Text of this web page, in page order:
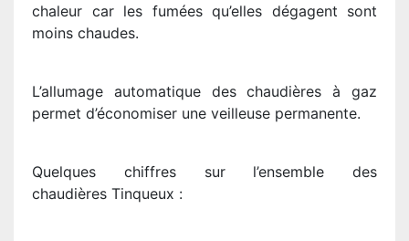
chaleur car les fumées qu’elles dégagent sont
moins chaudes.
L’allumage automatique des chaudières à gaz
permet d’économiser une veilleuse permanente.
Quelques chiffres sur l’ensemble des
chaudières Tinqueux :